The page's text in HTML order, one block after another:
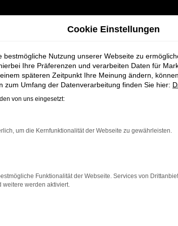
Panamera Gebrauchtwagen für Weyhe bei Schmidt + Koch
für Weyhe
die ein zuverlässiges und
ist dieser Gebrauchtwagen eine
für längere Fahrten, der Panamera
Cookie Einstellungen
bestmögliche Nutzung unserer Webseite zu
Ihre Präferenzen und verarbeiten Daten für
späteren Zeitpunkt Ihre Meinung ändern,
zum Umfang der Datenverarbeitung finden Sie hier:
von uns eingesetzt:
um die Kernfunktionalität der Webseite zu gewährleisten.
Funktionalität der Webseite. Services von
weitere werden aktiviert.